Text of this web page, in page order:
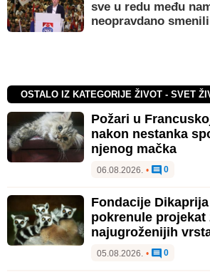
sve u redu među
neopravdano
OSTALO IZ KATEGORIJE ŽIVOT - SVET
Požari u
nakon nestanka
njenog mačka
06.08.2026. • 0
Fondacije
pokrenule projekat
najugroženijih
05.08.2026. • 0